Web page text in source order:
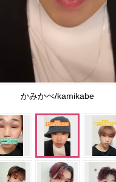
かみかべ/kamikabe